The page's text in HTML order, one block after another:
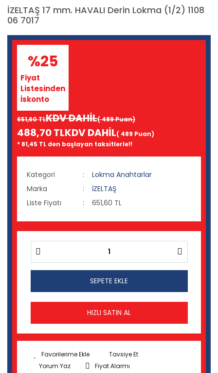
İZELTAŞ 17 mm. HAVALI Derin Lokma (1/2) 1108
06 7017
%25
Fiyat
Listesinden
İskonto
651,60 TLKDV DAHİL( 489 Puan)
488,70 TLKDV DAHİL( 489 Puan)
* 81,45 TL den başlayan taksitlerle!!
Kategori
Lokma Anahtarlar
Marka
İZELTAŞ
Liste Fiyatı
651,60 TL
SEPETE EKLE
HIZLI SATIN AL
Tavsiye Et
Yorum Yaz
Fiyat Alarmı